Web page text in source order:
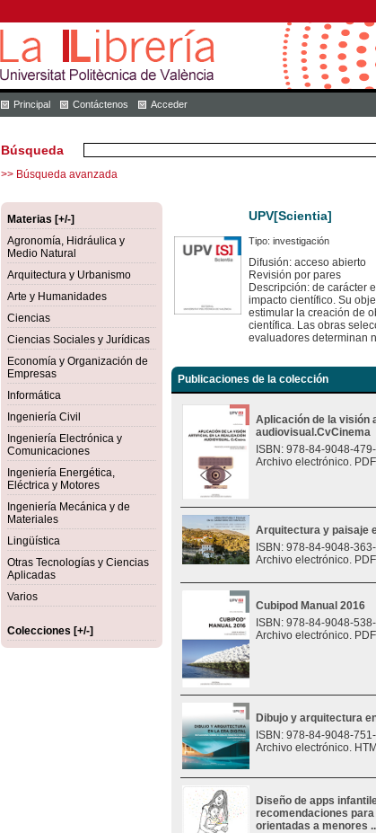
Principal Contáctenos Acceder
Búsqueda
>> Búsqueda avanzada
Materias [+/-]
Agronomía, Hidráulica y
Medio Natural
Arquitectura y Urbanismo
Arte y Humanidades
Ciencias
Ciencias Sociales y Jurídicas
Economía y Organización de
Empresas
Informática
Ingeniería Civil
Ingeniería Electrónica y
Comunicaciones
Ingeniería Energética,
Eléctrica y Motores
Ingeniería Mecánica y de
Materiales
Lingüística
Otras Tecnologías y Ciencias
Aplicadas
Varios
Colecciones [+/-]
UPV[Scientia]
Tipo: investigación
Difusión: acceso abierto
Revisión por pares
Descripción: de carácter
impacto científico. Su
estimular la creación de
científica. Las obras
evaluadores determinan
Publicaciones de la colección
Aplicación de la visión
audiovisual.CvCinema
ISBN: 978-84-9048-
Archivo electrónico.
Arquitectura y paisaje
ISBN: 978-84-9048-
Archivo electrónico.
Cubipod Manual 2016
ISBN: 978-84-9048-
Archivo electrónico.
Dibujo y arquitectura
ISBN: 978-84-9048-
Archivo electrónico.
Diseño de apps
recomendaciones
orientadas a menores